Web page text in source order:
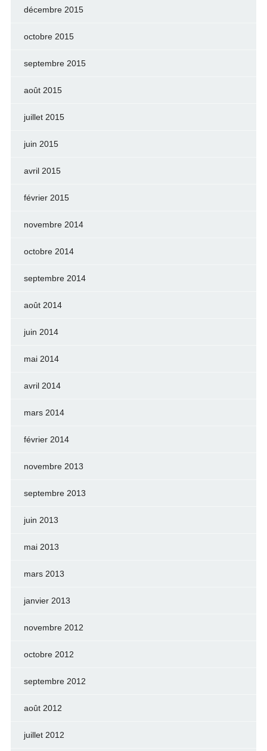
décembre 2015
octobre 2015
septembre 2015
août 2015
juillet 2015
juin 2015
avril 2015
février 2015
novembre 2014
octobre 2014
septembre 2014
août 2014
juin 2014
mai 2014
avril 2014
mars 2014
février 2014
novembre 2013
septembre 2013
juin 2013
mai 2013
mars 2013
janvier 2013
novembre 2012
octobre 2012
septembre 2012
août 2012
juillet 2012